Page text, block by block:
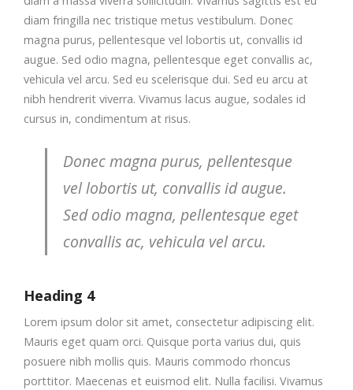
diam fringilla nec tristique metus vestibulum. Donec
magna purus, pellentesque vel lobortis ut, convallis id
augue. Sed odio magna, pellentesque eget convallis ac,
vehicula vel arcu. Sed eu scelerisque dui. Sed eu arcu at
nibh hendrerit viverra. Vivamus lacus augue, sodales id
cursus in, condimentum at risus.
Donec magna purus, pellentesque
vel lobortis ut, convallis id augue.
Sed odio magna, pellentesque eget
convallis ac, vehicula vel arcu.
Heading 4
Lorem ipsum dolor sit amet, consectetur adipiscing elit.
Mauris eget quam orci. Quisque porta varius dui, quis
posuere nibh mollis quis. Mauris commodo rhoncus
porttitor. Maecenas et euismod elit. Nulla facilisi. Vivamus